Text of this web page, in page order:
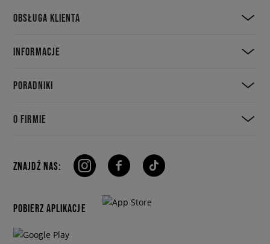
OBSŁUGA KLIENTA
INFORMACJE
PORADNIKI
O FIRMIE
ZNAJDŹ NAS:
POBIERZ APLIKACJE